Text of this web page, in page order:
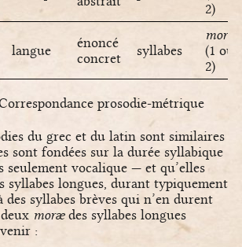
2)
langue
énoncé
concret
syllabes
morae
(1 ou
2)
prosodie-métrique
du grec et du latin sont similaires
sont fondées sur la durée syllabique
seulement vocalique — et qu’elles
syllabes longues, durant typiquement
des syllabes brèves qui n’en durent
morædes syllabes longues
: